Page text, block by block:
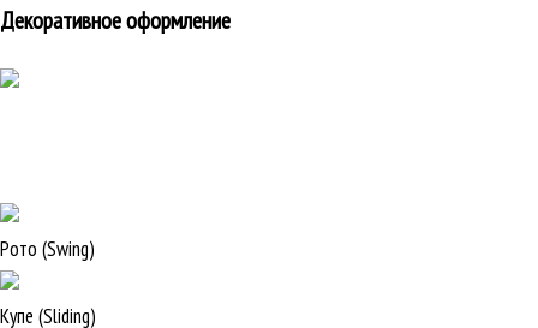
Декоративное оформление
Рото (Swing)
Купе (Sliding)